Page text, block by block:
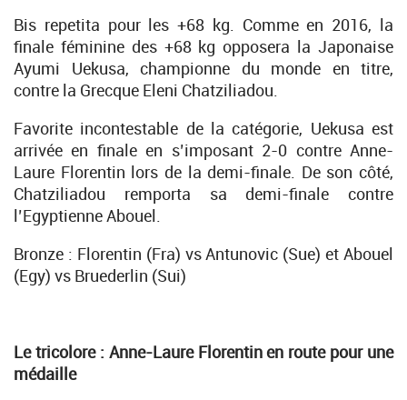
Bis repetita pour les +68 kg. Comme en 2016, la
finale féminine des +68 kg opposera la Japonaise
Ayumi Uekusa, championne du monde en titre,
contre la Grecque Eleni Chatziliadou.
Favorite incontestable de la catégorie, Uekusa est
arrivée en finale en s’imposant 2-0 contre Anne-
Laure Florentin lors de la demi-finale. De son côté,
Chatziliadou remporta sa demi-finale contre
l’Egyptienne Abouel.
Bronze : Florentin (Fra) vs Antunovic (Sue) et Abouel
(Egy) vs Bruederlin (Sui)
Le tricolore : Anne-Laure Florentin en route pour une
médaille